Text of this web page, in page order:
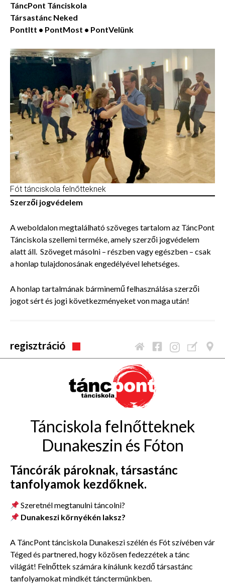
TáncPont Tánciskola
Társastánc Neked
PontItt • PontMost • PontVelünk
Fót tánciskola felnőtteknek
Szerzői jogvédelem
A weboldalon megtalálható szöveges tartalom az TáncPont
Tánciskola szellemi terméke, amely szerzői jogvédelem
alatt áll. Szöveget másolni – részben vagy egészben – csak
a honlap tulajdonosának engedélyével lehetséges.
A honlap tartalmának bárminemű felhasználása szerzői
jogot sért és jogi következményeket von maga után!
regisztráció
Tánciskola felnőtteknek
Dunakeszin és Fóton
Táncórák pároknak, társastánc
tanfolyamok kezdőknek.
Szeretnél megtanulni táncolni?
Dunakeszi környékén laksz?
A TáncPont tánciskola Dunakeszi szélén és Fót szívében vár
Téged és partnered, hogy közösen fedezzétek a tánc
világát! Felnőttek számára kínálunk kezdő társastánc
tanfolyamokat mindkét tánctermünkben.